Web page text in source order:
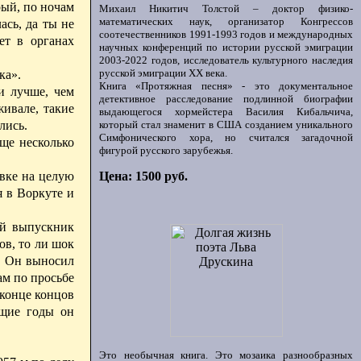
по ночам
да ты не
в органах
лучше, чем
такие
несколько
на целую
в Воркуте и
выпускник
то ли шок
Он выносил
по просьбе
концов
годы он
Михаил Никитич Толстой – доктор физико-
математических наук, организатор Конгрессов
соотечественников 1991-1993 годов и международных
научных конференций по истории русской эмиграции
2003-2022 годов, исследователь культурного наследия
русской эмиграции ХХ века.
Книга «Протяжная песня» - это документальное
детективное расследование подлинной биографии
выдающегося хормейстера Василия Кибальчича,
который стал знаменит в США созданием уникального
Симфонического хора, но считался загадочной
фигурой русского зарубежья.
Цена: 1500 руб.
Это необычная книга. Это мозаика разнообразных